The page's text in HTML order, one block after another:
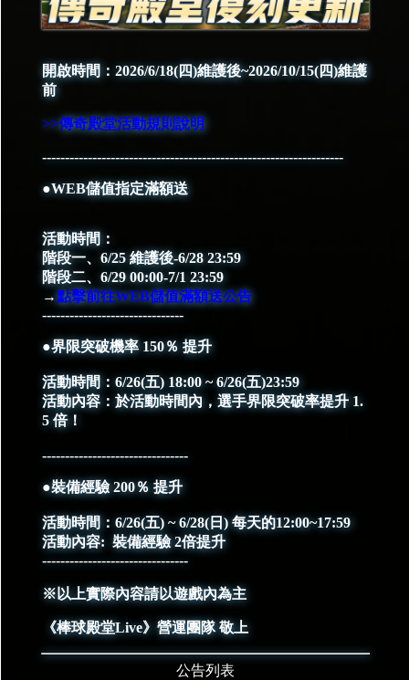
開啟時間：2026/6/18(四)維護後~2026/10/15(四)維護
前
>>傳奇殿堂活動規則說明
------------------------------------------------------------------
●WEB儲值指定滿額送
活動時間：
階段一、6/25 維護後-6/28 23:59
階段二、6/29 00:00-7/1 23:59
→點擊前往WEB儲值滿額送公告
-------------------------------
●界限突破機率 150％ 提升
活動時間：6/26(五) 18:00 ~ 6/26(五)23:59
活動內容：於活動時間內，選手界限突破率提升 1.
5 倍！
--------------------------------
●裝備經驗 200％ 提升
活動時間：6/26(五) ~ 6/28(日) 每天的12:00~17:59
活動內容: 裝備經驗 2倍提升
--------------------------------
※以上實際內容請以遊戲內為主
《棒球殿堂Live》營運團隊 敬上
公告列表